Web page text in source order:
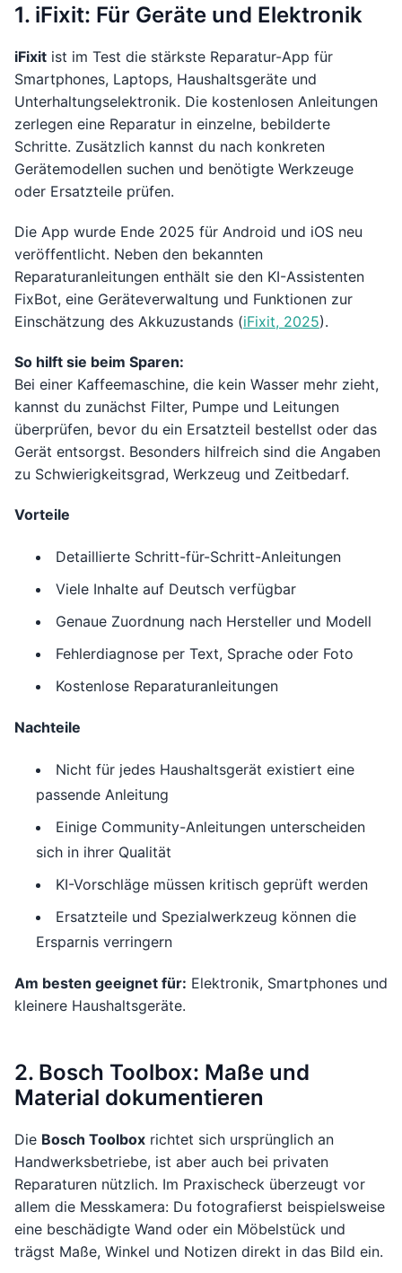
1. iFixit: Für Geräte und Elektronik
iFixit ist im Test die stärkste Reparatur-App für
Smartphones, Laptops, Haushaltsgeräte und
Unterhaltungselektronik. Die kostenlosen Anleitungen
zerlegen eine Reparatur in einzelne, bebilderte
Schritte. Zusätzlich kannst du nach konkreten
Gerätemodellen suchen und benötigte Werkzeuge
oder Ersatzteile prüfen.
Die App wurde Ende 2025 für Android und iOS neu
veröffentlicht. Neben den bekannten
Reparaturanleitungen enthält sie den KI-Assistenten
FixBot, eine Geräteverwaltung und Funktionen zur
Einschätzung des Akkuzustands (iFixit, 2025).
So hilft sie beim Sparen:
Bei einer Kaffeemaschine, die kein Wasser mehr zieht,
kannst du zunächst Filter, Pumpe und Leitungen
überprüfen, bevor du ein Ersatzteil bestellst oder das
Gerät entsorgst. Besonders hilfreich sind die Angaben
zu Schwierigkeitsgrad, Werkzeug und Zeitbedarf.
Vorteile
Detaillierte Schritt-für-Schritt-Anleitungen
Viele Inhalte auf Deutsch verfügbar
Genaue Zuordnung nach Hersteller und Modell
Fehlerdiagnose per Text, Sprache oder Foto
Kostenlose Reparaturanleitungen
Nachteile
Nicht für jedes Haushaltsgerät existiert eine
passende Anleitung
Einige Community-Anleitungen unterscheiden
sich in ihrer Qualität
KI-Vorschläge müssen kritisch geprüft werden
Ersatzteile und Spezialwerkzeug können die
Ersparnis verringern
Am besten geeignet für: Elektronik, Smartphones und
kleinere Haushaltsgeräte.
2. Bosch Toolbox: Maße und
Material dokumentieren
Die Bosch Toolbox richtet sich ursprünglich an
Handwerksbetriebe, ist aber auch bei privaten
Reparaturen nützlich. Im Praxischeck überzeugt vor
allem die Messkamera: Du fotografierst beispielsweise
eine beschädigte Wand oder ein Möbelstück und
trägst Maße, Winkel und Notizen direkt in das Bild ein.